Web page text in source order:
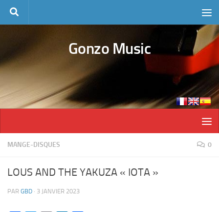
Skip to content
Gonzo Music
MANGE-DISQUES 0
LOUS AND THE YAKUZA « IOTA »
PAR GBD · 3 JANVIER 2023